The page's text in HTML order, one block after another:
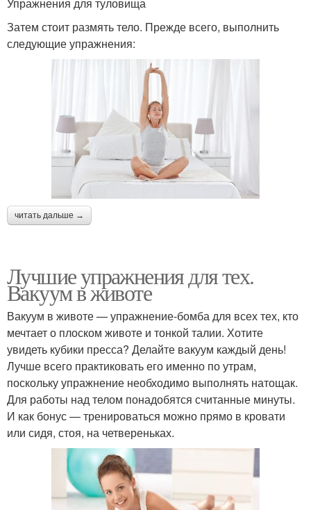
Упражнения для туловища
Затем стоит размять тело. Прежде всего, выполнить
следующие упражнения:
читать дальше →
Лучшие упражнения для тех.
Вакуум в животе
Вакуум в животе — упражнение-бомба для всех тех, кто
мечтает о плоском животе и тонкой талии. Хотите
увидеть кубики пресса? Делайте вакуум каждый день!
Лучше всего практиковать его именно по утрам,
поскольку упражнение необходимо выполнять натощак.
Для работы над телом понадобятся считанные минуты.
И как бонус — тренироваться можно прямо в кровати
или сидя, стоя, на четвереньках.